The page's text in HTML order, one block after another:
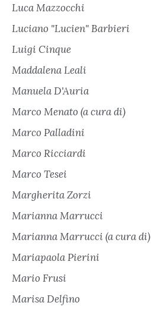
Luca Mazzocchi
Luciano "Lucien" Barbieri
Luigi Cinque
Maddalena Leali
Manuela D'Auria
Marco Menato (a cura di)
Marco Palladini
Marco Ricciardi
Marco Tesei
Margherita Zorzi
Marianna Marrucci
Marianna Marrucci (a cura di)
Mariapaola Pierini
Mario Frusi
Marisa Delfino